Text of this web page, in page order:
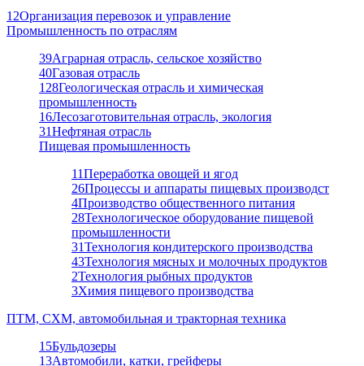
12Организация перевозок и управление
Промышленность по отраслям
39Аграрная отрасль, сельское хозяйство
40Газовая отрасль
128Геологическая отрасль и химическая
промышленность
16Лесозаготовительная отрасль, экология
31Нефтяная отрасль
Пищевая промышленность
11Переработка овощей и ягод
26Процессы и аппараты пищевых производст
4Производство общественного питания
28Технологическое оборудование пищевой
промышленности
31Технология кондитерского производства
43Технология мясных и молочных продуктов
2Технология рыбных продуктов
3Химия пищевого производства
ПТМ, СХМ, автомобильная и тракторная техника
15Бульдозеры
13Автомобили, катки, грейферы